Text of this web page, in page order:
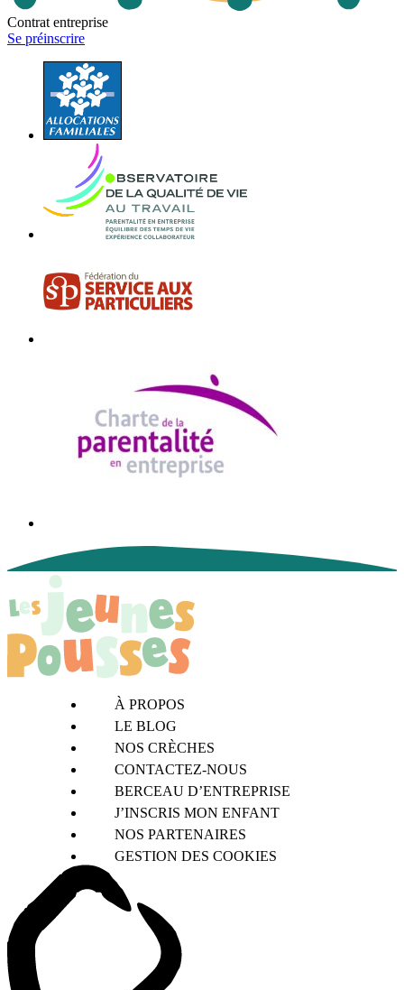
Contrat entreprise
Se préinscrire
À PROPOS
LE BLOG
NOS CRÈCHES
CONTACTEZ-NOUS
BERCEAU D’ENTREPRISE
J’INSCRIS MON ENFANT
NOS PARTENAIRES
GESTION DES COOKIES